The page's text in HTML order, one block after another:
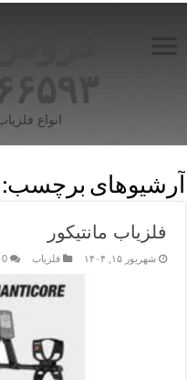
انواع
آرشیوهای برچسب:
فلزیاب مانتیکور
شهریور ۱۵, ۱۴۰۴ فلزیاب 0